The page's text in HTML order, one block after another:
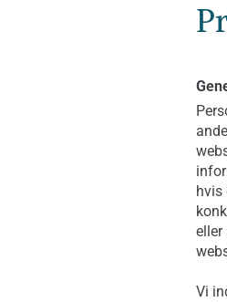
hvis
eller
Vi